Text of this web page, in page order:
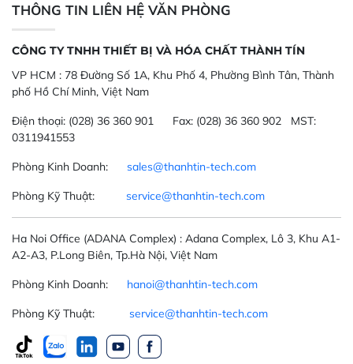
THÔNG TIN LIÊN HỆ VĂN PHÒNG
CÔNG TY TNHH THIẾT BỊ VÀ HÓA CHẤT THÀNH TÍN
VP HCM : 78 Đường Số 1A, Khu Phố 4, Phường Bình Tân, Thành
phố Hồ Chí Minh, Việt Nam
Điện thoại: (028) 36 360 901 Fax: (028) 36 360 902 MST:
0311941553
Phòng Kinh Doanh: sales@thanhtin-tech.com
Phòng Kỹ Thuật: service@thanhtin-tech.com
Ha Noi Office (ADANA Complex) : Adana Complex, Lô 3, Khu A1-
A2-A3, P.Long Biên, Tp.Hà Nội, Việt Nam
Phòng Kinh Doanh: hanoi@thanhtin-tech.com
Phòng Kỹ Thuật: service@thanhtin-tech.com